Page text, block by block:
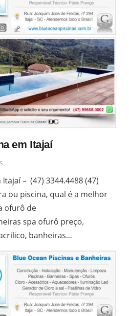
em Itajaí
– (47) 3344.4488 (47)
ou piscina, qual é a melhor
ofurô de
spa ofurô preço,
banheiras…